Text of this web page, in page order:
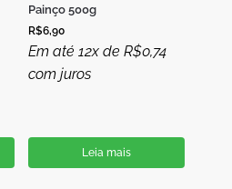
Painço 500g
R$6,90
Em até 12x de R$0,74
com juros
Leia mais